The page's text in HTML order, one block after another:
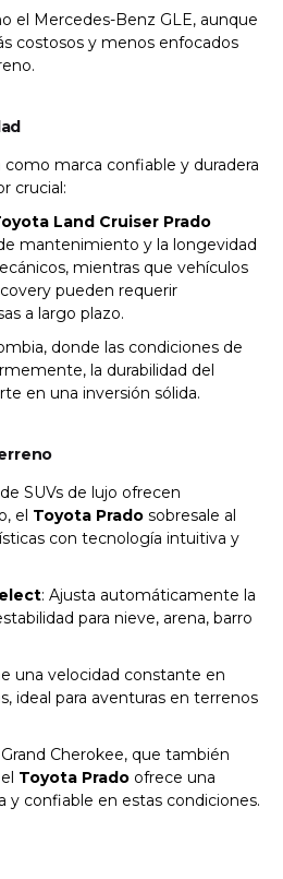
el Mercedes-Benz GLE, aunque
costosos y menos enfocados
marca confiable y duradera
crucial:
Land Cruiser Prado
mantenimiento y la longevidad
mientras que vehículos
pueden requerir
a largo plazo.
donde las condiciones de
la durabilidad del
en una inversión sólida.
SUVs de lujo ofrecen
el Toyota Prado sobresale al
con tecnología intuitiva y
: Ajusta automáticamente la
para nieve, arena, barro
una velocidad constante en
ideal para aventuras en terrenos
Cherokee, que también
Toyota Prado ofrece una
y confiable en estas condiciones.